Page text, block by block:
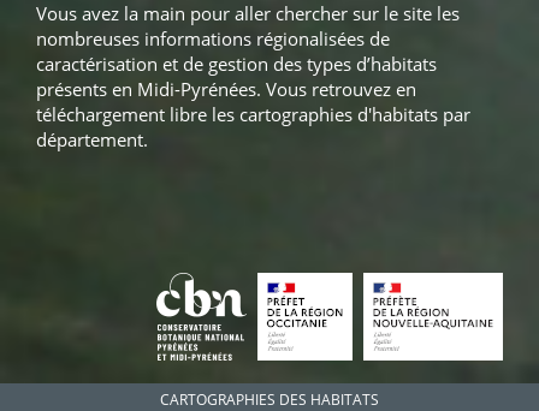
Vous avez la main pour aller chercher sur le site les
nombreuses informations régionalisées de
caractérisation et de gestion des types d’habitats
présents en Midi-Pyrénées. Vous retrouvez en
téléchargement libre les cartographies d'habitats par
département.
CARTOGRAPHIES DES HABITATS